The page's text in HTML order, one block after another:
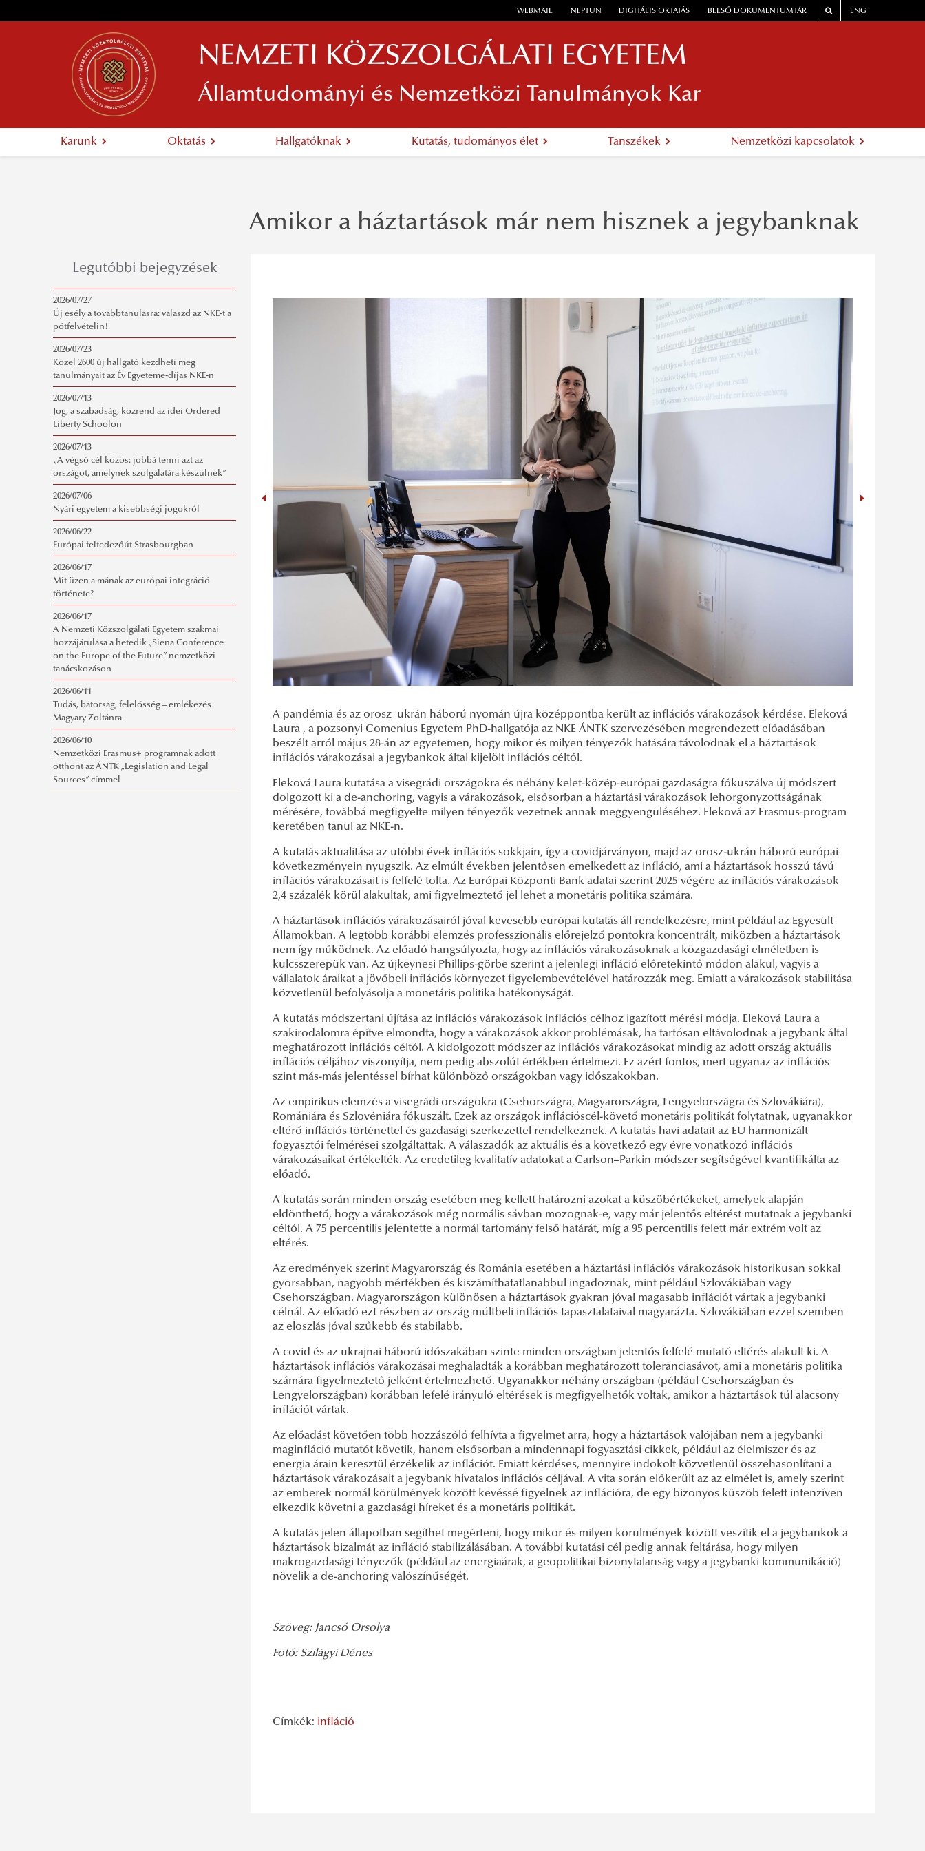
WEBMAIL NEPTUN DIGITÁLIS OKTATÁS BELSŐ DOKUMENTUMTÁR ENG
NEMZETI KÖZSZOLGÁLATI EGYETEM
Államtudományi és Nemzetközi Tanulmányok Kar
Karunk Oktatás Hallgatóknak Kutatás, tudományos élet Tanszékek Nemzetközi kapcsolatok
Legutóbbi bejegyzések
2026/07/27
Új esély a továbbtanulásra: válaszd az NKE-t a
pótfelvételin!
2026/07/23
Közel 2600 új hallgató kezdheti meg
tanulmányait az Év Egyeteme-díjas NKE-n
2026/07/13
Jog, a szabadság, közrend az idei Ordered
Liberty Schoolon
2026/07/13
„A végső cél közös: jobbá tenni azt az
országot, amelynek szolgálatára készülnek”
2026/07/06
Nyári egyetem a kisebbségi jogokról
2026/06/22
Európai felfedezőút Strasbourgban
2026/06/17
Mit üzen a mának az európai integráció
története?
2026/06/17
A Nemzeti Közszolgálati Egyetem szakmai
hozzájárulása a hetedik „Siena Conference
on the Europe of the Future” nemzetközi
tanácskozáson
2026/06/11
Tudás, bátorság, felelősség – emlékezés
Magyary Zoltánra
2026/06/10
Nemzetközi Erasmus+ programnak adott
otthont az ÁNTK „Legislation and Legal
Sources” címmel
Amikor a háztartások már nem hisznek a jegybanknak
A pandémia és az orosz–ukrán háború nyomán újra középpontba került az inflációs várakozások kérdése. Eleková
Laura , a pozsonyi Comenius Egyetem PhD-hallgatója az NKE ÁNTK szervezésében megrendezett előadásában
beszélt arról május 28-án az egyetemen, hogy mikor és milyen tényezők hatására távolodnak el a háztartások
inflációs várakozásai a jegybankok által kijelölt inflációs céltól.
Eleková Laura kutatása a visegrádi országokra és néhány kelet-közép-európai gazdaságra fókuszálva új módszert
dolgozott ki a de-anchoring, vagyis a várakozások, elsősorban a háztartási várakozások lehorgonyzottságának
mérésére, továbbá megfigyelte milyen tényezők vezetnek annak meggyengüléséhez. Eleková az Erasmus-program
keretében tanul az NKE-n.
A kutatás aktualitása az utóbbi évek inflációs sokkjain, így a covidjárványon, majd az orosz-ukrán háború európai
következményein nyugszik. Az elmúlt években jelentősen emelkedett az infláció, ami a háztartások hosszú távú
inflációs várakozásait is felfelé tolta. Az Európai Központi Bank adatai szerint 2025 végére az inflációs várakozások
2,4 százalék körül alakultak, ami figyelmeztető jel lehet a monetáris politika számára.
A háztartások inflációs várakozásairól jóval kevesebb európai kutatás áll rendelkezésre, mint például az Egyesült
Államokban. A legtöbb korábbi elemzés professzionális előrejelző pontokra koncentrált, miközben a háztartások
nem így működnek. Az előadó hangsúlyozta, hogy az inflációs várakozásoknak a közgazdasági elméletben is
kulcsszerepük van. Az újkeynesi Phillips-görbe szerint a jelenlegi infláció előretekintő módon alakul, vagyis a
vállalatok áraikat a jövőbeli inflációs környezet figyelembevételével határozzák meg. Emiatt a várakozások stabilitása
közvetlenül befolyásolja a monetáris politika hatékonyságát.
A kutatás módszertani újítása az inflációs várakozások inflációs célhoz igazított mérési módja. Eleková Laura a
szakirodalomra építve elmondta, hogy a várakozások akkor problémásak, ha tartósan eltávolodnak a jegybank által
meghatározott inflációs céltól. A kidolgozott módszer az inflációs várakozásokat mindig az adott ország aktuális
inflációs céljához viszonyítja, nem pedig abszolút értékben értelmezi. Ez azért fontos, mert ugyanaz az inflációs
szint más-más jelentéssel bírhat különböző országokban vagy időszakokban.
Az empirikus elemzés a visegrádi országokra (Csehországra, Magyarországra, Lengyelországra és Szlovákiára),
Romániára és Szlovéniára fókuszált. Ezek az országok inflációscél-követő monetáris politikát folytatnak, ugyanakkor
eltérő inflációs történettel és gazdasági szerkezettel rendelkeznek. A kutatás havi adatait az EU harmonizált
fogyasztói felmérései szolgáltattak. A válaszadók az aktuális és a következő egy évre vonatkozó inflációs
várakozásaikat értékelték. Az eredetileg kvalitatív adatokat a Carlson–Parkin módszer segítségével kvantifikálta az
előadó.
A kutatás során minden ország esetében meg kellett határozni azokat a küszöbértékeket, amelyek alapján
eldönthető, hogy a várakozások még normális sávban mozognak-e, vagy már jelentős eltérést mutatnak a jegybanki
céltól. A 75 percentilis jelentette a normál tartomány felső határát, míg a 95 percentilis felett már extrém volt az
eltérés.
Az eredmények szerint Magyarország és Románia esetében a háztartási inflációs várakozások historikusan sokkal
gyorsabban, nagyobb mértékben és kiszámíthatatlanabbul ingadoznak, mint például Szlovákiában vagy
Csehországban. Magyarországon különösen a háztartások gyakran jóval magasabb inflációt vártak a jegybanki
célnál. Az előadó ezt részben az ország múltbeli inflációs tapasztalataival magyarázta. Szlovákiában ezzel szemben
az eloszlás jóval szűkebb és stabilabb.
A covid és az ukrajnai háború időszakában szinte minden országban jelentős felfelé mutató eltérés alakult ki. A
háztartások inflációs várakozásai meghaladták a korábban meghatározott toleranciasávot, ami a monetáris politika
számára figyelmeztető jelként értelmezhető. Ugyanakkor néhány országban (például Csehországban és
Lengyelországban) korábban lefelé irányuló eltérések is megfigyelhetők voltak, amikor a háztartások túl alacsony
inflációt vártak.
Az előadást követően több hozzászóló felhívta a figyelmet arra, hogy a háztartások valójában nem a jegybanki
maginfláció mutatót követik, hanem elsősorban a mindennapi fogyasztási cikkek, például az élelmiszer és az
energia árain keresztül érzékelik az inflációt. Emiatt kérdéses, mennyire indokolt közvetlenül összehasonlítani a
háztartások várakozásait a jegybank hivatalos inflációs céljával. A vita során előkerült az az elmélet is, amely szerint
az emberek normál körülmények között kevéssé figyelnek az inflációra, de egy bizonyos küszöb felett intenzíven
elkezdik követni a gazdasági híreket és a monetáris politikát.
A kutatás jelen állapotban segíthet megérteni, hogy mikor és milyen körülmények között veszítik el a jegybankok a
háztartások bizalmát az infláció stabilizálásában. A további kutatási cél pedig annak feltárása, hogy milyen
makrogazdasági tényezők (például az energiaárak, a geopolitikai bizonytalanság vagy a jegybanki kommunikáció)
növelik a de-anchoring valószínűségét.
Szöveg: Jancsó Orsolya
Fotó: Szilágyi Dénes
Címkék: infláció